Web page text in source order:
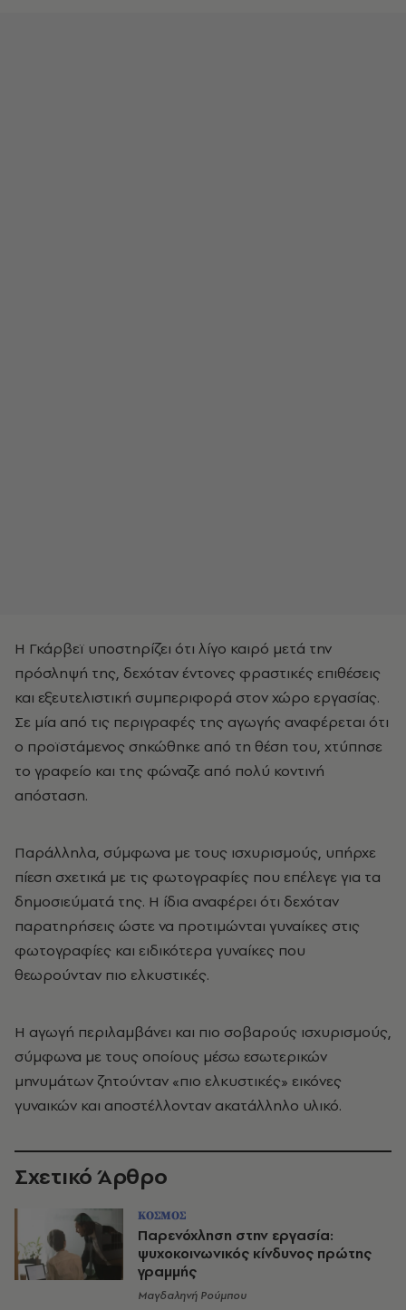
Η Γκάρβεϊ υποστηρίζει ότι λίγο καιρό μετά την
πρόσληψή της, δεχόταν έντονες φραστικές επιθέσεις
και εξευτελιστική συμπεριφορά στον χώρο εργασίας.
Σε μία από τις περιγραφές της αγωγής αναφέρεται ότι
ο προϊστάμενος σηκώθηκε από τη θέση του, χτύπησε
το γραφείο και της φώναζε από πολύ κοντινή
απόσταση.
Παράλληλα, σύμφωνα με τους ισχυρισμούς, υπήρχε
πίεση σχετικά με τις φωτογραφίες που επέλεγε για τα
δημοσιεύματά της. Η ίδια αναφέρει ότι δεχόταν
παρατηρήσεις ώστε να προτιμώνται γυναίκες στις
φωτογραφίες και ειδικότερα γυναίκες που
θεωρούνταν πιο ελκυστικές.
Η αγωγή περιλαμβάνει και πιο σοβαρούς ισχυρισμούς,
σύμφωνα με τους οποίους μέσω εσωτερικών
μηνυμάτων ζητούνταν «πιο ελκυστικές» εικόνες
γυναικών και αποστέλλονταν ακατάλληλο υλικό.
Σχετικό Άρθρο
ΚΟΣΜΟΣ
Παρενόχληση στην εργασία:
ψυχοκοινωνικός κίνδυνος πρώτης
γραμμής
Μαγδαληνή Ρούμπου